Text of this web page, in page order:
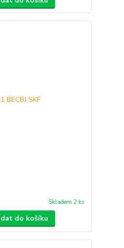
Skladem 2 ks
do košíku